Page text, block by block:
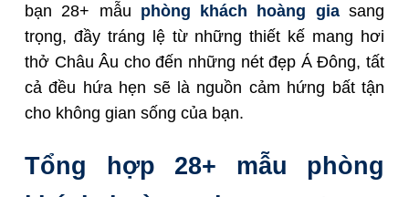
bạn 28+ mẫu phòng khách hoàng giasang
trọng, đầy tráng lệ từ những thiết kế mang hơi
thở Châu Âu cho đến những nét đẹp Á Đông, tất
cả đều hứa hẹn sẽ là nguồn cảm hứng bất tận
cho không gian sống của bạn.
Tổng hợp 28+ mẫu phòng